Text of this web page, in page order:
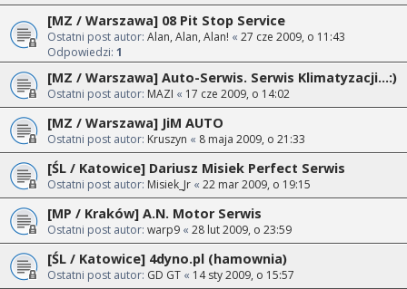
[MZ / Warszawa] 08 Pit Stop Service
Ostatni post autor: Alan, Alan, Alan! « 27 cze 2009, o 11:43
Odpowiedzi: 1
[MZ / Warszawa] Auto-Serwis. Serwis Klimatyzacji...:)
Ostatni post autor: MAZI « 17 cze 2009, o 14:02
[MZ / Warszawa] JiM AUTO
Ostatni post autor: Kruszyn « 8 maja 2009, o 21:33
[ŚL / Katowice] Dariusz Misiek Perfect Serwis
Ostatni post autor: Misiek_Jr « 22 mar 2009, o 19:15
[MP / Kraków] A.N. Motor Serwis
Ostatni post autor: warp9 « 28 lut 2009, o 23:59
[ŚL / Katowice] 4dyno.pl (hamownia)
Ostatni post autor: GD GT « 14 sty 2009, o 15:57